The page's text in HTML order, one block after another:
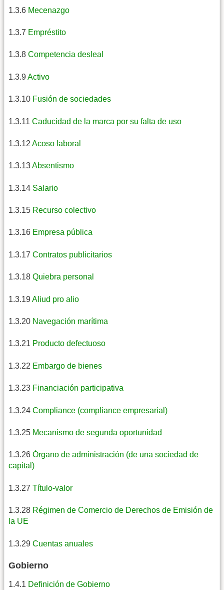
1.3.6 Mecenazgo
1.3.7 Empréstito
1.3.8 Competencia desleal
1.3.9Activo
1.3.10 Fusión de sociedades
1.3.11 Caducidad de la marca por su falta de uso
1.3.12 Acoso laboral
1.3.13Absentismo
1.3.14 Salario
1.3.15 Recurso colectivo
1.3.16 Empresa pública
1.3.17 Contratos publicitarios
1.3.18 Quiebra personal
1.3.19Aliud pro alio
1.3.20 Navegación marítima
1.3.21 Producto defectuoso
1.3.22 Embargo de bienes
1.3.23 Financiación participativa
1.3.24 Compliance (compliance empresarial)
1.3.25 Mecanismo de segunda oportunidad
1.3.26 Órgano de administración (de una sociedad de
capital)
1.3.27 Título-valor
1.3.28 Régimen de Comercio de Derechos de Emisión de
la UE
1.3.29 Cuentas anuales
Gobierno
1.4.1 Definición de Gobierno